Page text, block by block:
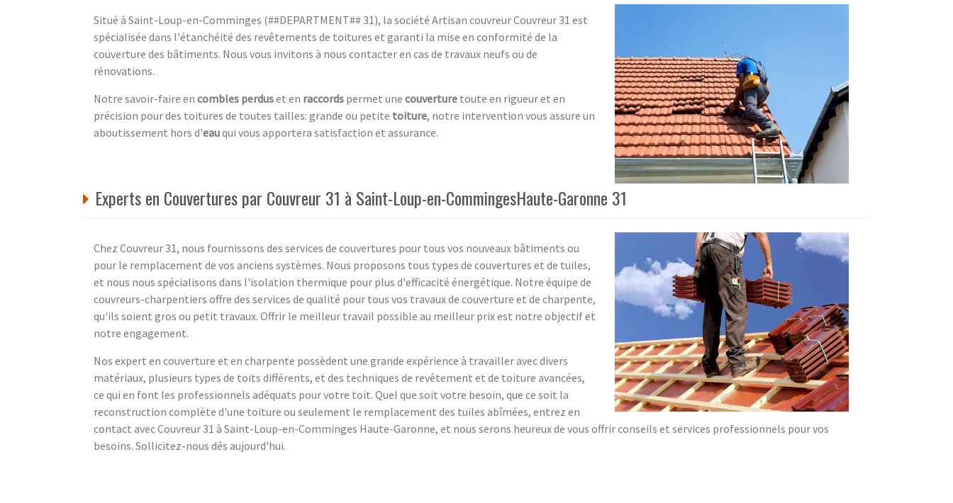
Situé à Saint-Loup-en-Comminges (##DEPARTMENT## 31), la société Artisan couvreur Couvreur 31 est
spécialisée dans l'étanchéité des revêtements de toitures et garanti la mise en conformité de la
couverture des bâtiments. Nous vous invitons à nous contacter en cas de travaux neufs ou de
rénovations.
Notre savoir-faire en combles perduset en raccords permet une couverture toute en rigueur et en
précision pour des toitures de toutes tailles: grande ou petite toiture, notre intervention vous assure un
aboutissement hors d'eauqui vous apportera satisfaction et assurance.
Experts en Couvertures par Couvreur 31 à Saint-Loup-en-CommingesHaute-Garonne 31
Chez Couvreur 31, nous fournissons des services de couvertures pour tous vos nouveaux bâtiments ou
pour le remplacement de vos anciens systèmes. Nous proposons tous types de couvertures et de tuiles,
et nous nous spécialisons dans l'isolation thermique pour plus d'efficacité énergétique. Notre équipe de
couvreurs-charpentiers offre des services de qualité pour tous vos travaux de couverture et de charpente,
qu'ils soient gros ou petit travaux. Offrir le meilleur travail possible au meilleur prix est notre objectif et
notre engagement.
Nos expert en couverture et en charpente possèdent une grande expérience à travailler avec divers
matériaux, plusieurs types de toits différents, et des techniques de revêtement et de toiture avancées,
ce qui en font les professionnels adéquats pour votre toit. Quel que soit votre besoin, que ce soit la
reconstruction complète d'une toiture ou seulement le remplacement des tuiles abîmées, entrez en
contact avec Couvreur 31 à Saint-Loup-en-Comminges Haute-Garonne, et nous serons heureux de vous offrir conseils et services professionnels pour vos
besoins. Sollicitez-nous dés aujourd'hui.